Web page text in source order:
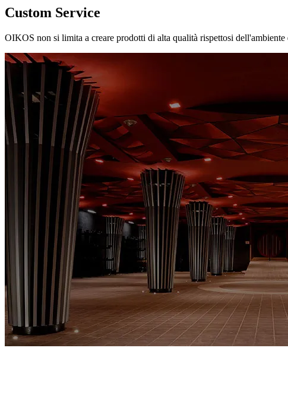
Custom Service
OIKOS non si limita a creare prodotti di alta qualità rispettosi